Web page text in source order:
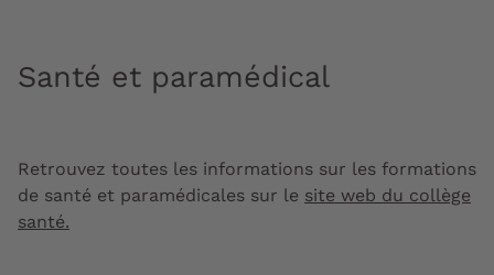
Santé et paramédical
Retrouvez toutes les informations sur les formations
de santé et paramédicales sur le site web du collège
santé.